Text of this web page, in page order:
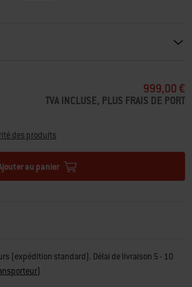
999,00 €
TVA INCLUSE, PLUS FRAIS DE PORT
des produits
au panier
(expédition standard). Délai de livraison 5 - 10
)